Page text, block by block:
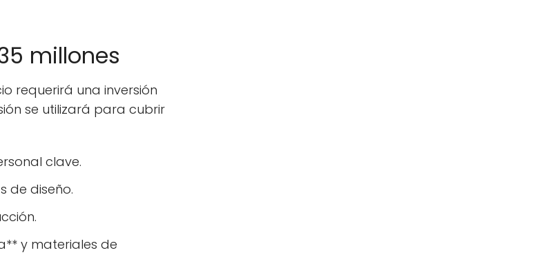
millones
requerirá una inversión
se utilizará para cubrir
clave.
de diseño.
y materiales de